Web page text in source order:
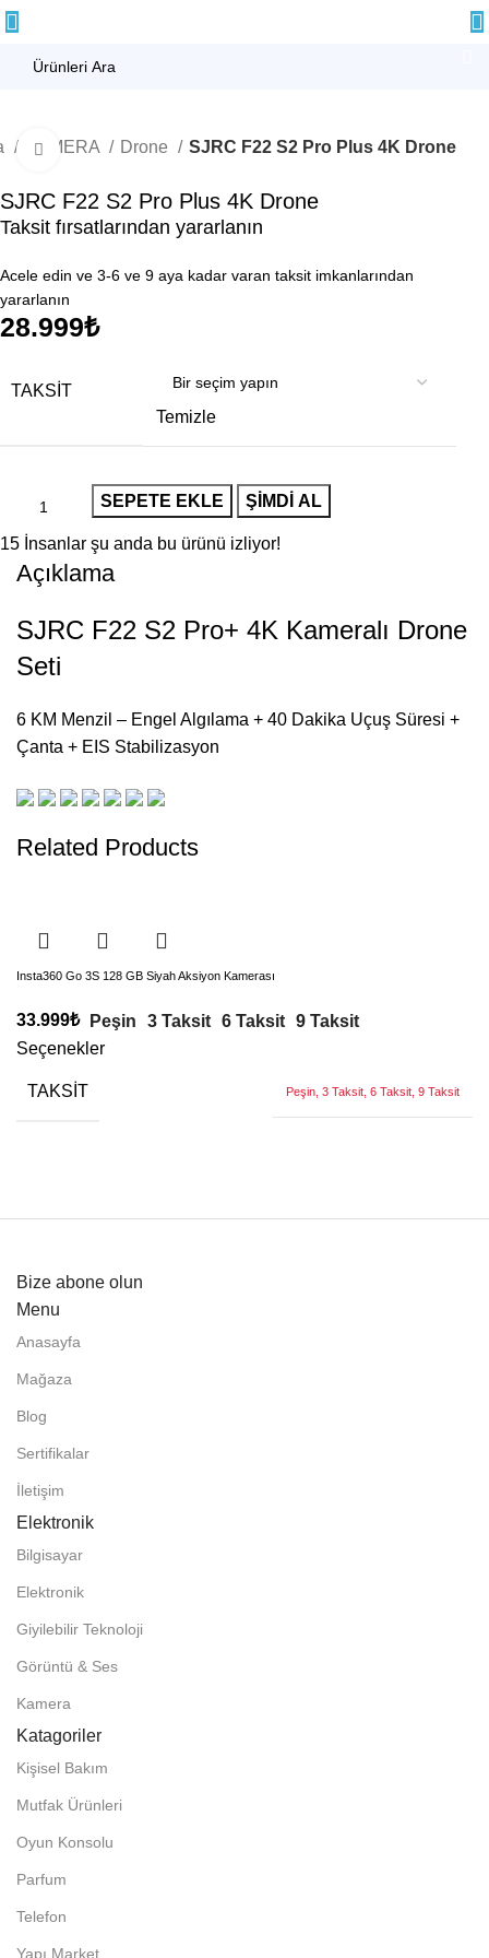
KAMERA Drone SJRC F22 S2 Pro Plus 4K Drone
Büyütmek için tıklayın
SJRC F22 S2 Pro Plus 4K Drone
Taksit fırsatlarından yararlanın
Acele edin ve 3-6 ve 9 aya kadar varan taksit imkanlarından
yararlanın
28.999₺
TAKSIT
Temizle
SEPETE EKLE ŞIMDI AL
15 İnsanlar şu anda bu ürünü izliyor!
Açıklama
SJRC F22 S2 Pro+ 4K Kameralı Drone
Seti
6 KM Menzil – Engel Algılama + 40 Dakika Uçuş Süresi +
Çanta + EIS Stabilizasyon
Related Products
Insta360 Go 3S 128 GB Siyah Aksiyon Kamerası
33.999₺ Peşin 3 Taksit 6 Taksit 9 Taksit
Seçenekler
TAKSIT Peşin, 3 Taksit, 6 Taksit, 9 Taksit
Bize abone olun
Menu
Anasayfa
Mağaza
Blog
Sertifikalar
İletişim
Elektronik
Bilgisayar
Elektronik
Giyilebilir Teknoloji
Görüntü & Ses
Kamera
Katagoriler
Kişisel Bakım
Mutfak Ürünleri
Oyun Konsolu
Parfum
Telefon
Yapı Market